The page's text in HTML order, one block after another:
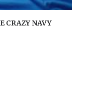
CRAZY NAVY